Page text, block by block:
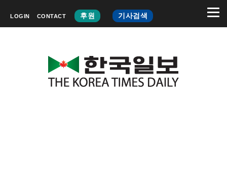
LOGIN CONTACT 후원 기사검색